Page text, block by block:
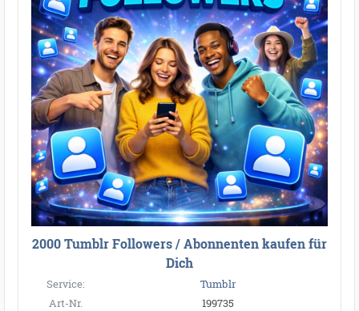
2000 Tumblr Followers / Abonnenten kaufen für
Dich
Service:
Tumblr
Art-Nr.
199735